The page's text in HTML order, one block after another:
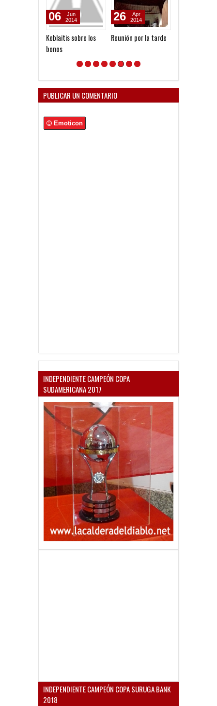
Keblaitis sobre los
bonos
06
Jun
2014
Reunión por la tarde
26
Apr
2014
PUBLICAR UN COMENTARIO
Emoticon
INDEPENDIENTE CAMPEÓN COPA
SUDAMERICANA 2017
INDEPENDIENTE CAMPEÓN COPA SURUGA BANK
2018